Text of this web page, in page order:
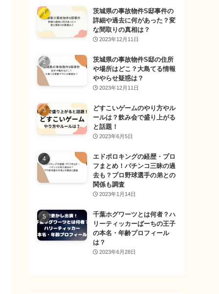
茨城県の事故物件S邸事件の
詳細や過去に何があった？変
な間取りの真相は？
2023年12月11日
茨城県の事故物件S邸の住所
や場所はどこ？大島てる情報
ややらせ疑惑は？
2023年12月11日
どすこいゲームのやり方やル
ールは？飲み会で盛り上がる
と話題！
2023年6月5日
エドポロキングの経歴・プロ
フまとめ！パチンコ三昧の過
去も？プロ野球選手の弟との
関係も調査
2023年1月14日
千葉ホグワーツとは何者？ハ
リーティッカーばーちの王子
の本名・年齢プロフィール
は？
2023年6月28日